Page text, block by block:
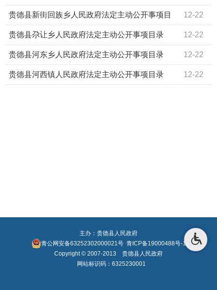
录 12-22
贵德县新街回族乡人民政府法定主动公开事项目
录 12-22
贵德县尕让乡人民政府法定主动公开事项目录
12-22
贵德县河东乡人民政府法定主动公开事项目录
12-22
贵德县河西镇人民政府法定主动公开事项目录
主办：贵德县人民政府
青公网安备63252302000021号 青ICP备19000488号-1
Copyright © 2007-2013 贵德县人民政府
网站标识码：6325230001